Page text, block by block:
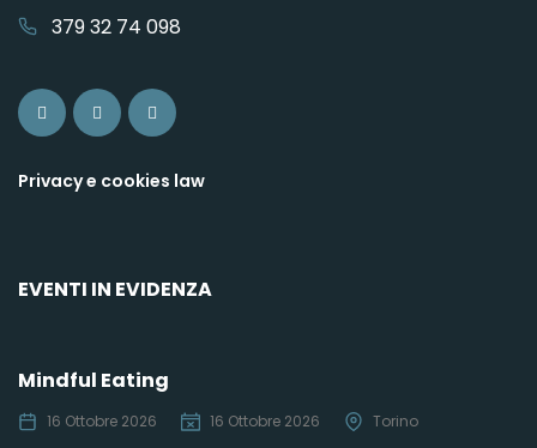
379 32 74 098
Privacy e cookies law
EVENTI IN EVIDENZA
Mindful Eating
16 Ottobre 2026 16 Ottobre 2026 Torino